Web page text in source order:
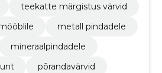
teekatte märgistus värvid
metall pindadele
mineraalpindadele
põrandavärvid